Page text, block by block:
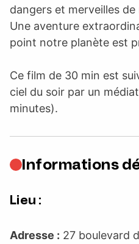
dangers et merveilles
Une aventure
point notre planète est
Ce film de 30 min est
ciel du soir par un
minutes).
Informations
Lieu :
Adresse : 27 boulevard